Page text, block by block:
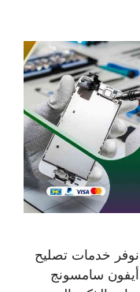
خدمات تصليح
أيفون سامسونج